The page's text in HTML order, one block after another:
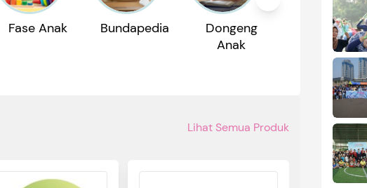
Fase Anak Bundapedia
Dongeng
Anak
Rekomendasi
Produk
Lihat Semua Produk